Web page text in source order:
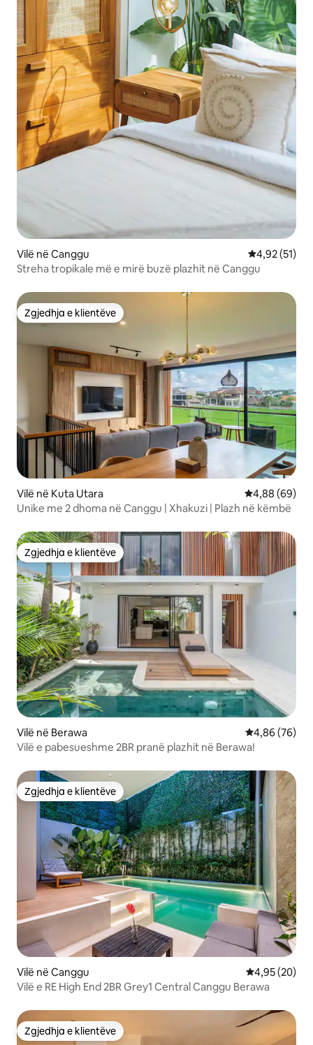
Vilë në Canggu Vlerësimi
4,92 (51)
Streha tropikale më e mirë buzë plazhit në Canggu
Zgjedhja e klientëve
Zgjedhja e klientëve
Vilë në Kuta Utara Vlerësimi
4,88 (69)
Unike me 2 dhoma në Canggu | Xhakuzi | Plazh në këmbë
Zgjedhja e klientëve
Zgjedhja e klientëve
Vilë në Berawa Vlerësimi
4,86 (76)
Vilë e pabesueshme 2BR pranë plazhit në Berawa!
Zgjedhja e klientëve
Zgjedhja e klientëve
Vilë në Canggu Vlerësimi
4,95 (20)
Vilë e RE High End 2BR Grey1 Central Canggu Berawa
Zgjedhja e klientëve
Zgjedhja e klientëve